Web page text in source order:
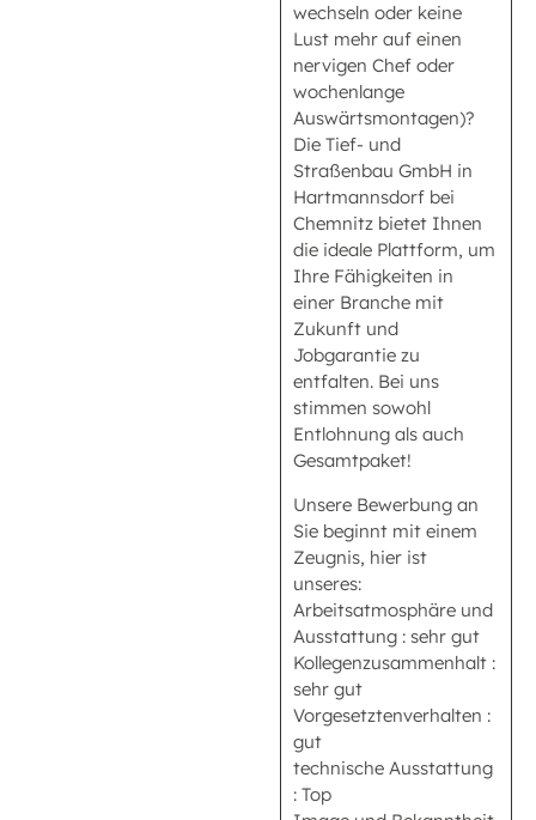
wechseln oder keine
Lust mehr auf einen
nervigen Chef oder
wochenlange
Auswärtsmontagen)?
Die Tief- und
Straßenbau GmbH in
Hartmannsdorf bei
Chemnitz bietet Ihnen
die ideale Plattform, um
Ihre Fähigkeiten in
einer Branche mit
Zukunft und
Jobgarantie zu
entfalten. Bei uns
stimmen sowohl
Entlohnung als auch
Gesamtpaket!
Unsere Bewerbung an
Sie beginnt mit einem
Zeugnis, hier ist
unseres:
Arbeitsatmosphäre und
Ausstattung : sehr gut
Kollegenzusammenhalt :
sehr gut
Vorgesetztenverhalten :
gut
technische Ausstattung
: Top